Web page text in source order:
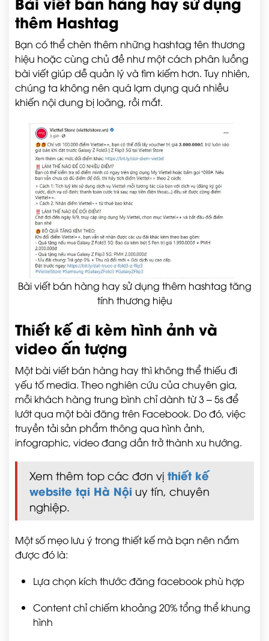
thêm Hashtag
Bạn có thể chèn thêm những hashtag tên thương
hiệu hoặc cùng chủ đề như một cách phân luồng
bài viết giúp dễ quản lý và tìm kiếm hơn. Tuy nhiên,
chúng ta không nên quá lạm dụng quá nhiều
khiến nội dung bị loãng, rồi mắt.
Bài viết bán hàng hay sử dụng thêm hashtag tăng
tính thương hiệu
Thiết kế đi kèm hình ảnh và
video ấn tượng
Một bài viết bán hàng hay thì không thể thiếu đi
yếu tố media. Theo nghiên cứu của chuyên gia,
mỗi khách hàng trung bình chỉ dành từ 3 – 5s để
lướt qua một bài đăng trên Facebook. Do đó, việc
truyền tải sản phẩm thông qua hình ảnh,
infographic, video đang dần trở thành xu hướng.
Xem thêm top các đơn vị thiết kế
website tại Hà Nội uy tín, chuyên
nghiệp.
Một số mẹo lưu ý trong thiết kế mà bạn nên nắm
được đó là:
Lựa chọn kích thước đăng facebook phù hợp
Content chỉ chiếm khoảng 20% tổng thể khung
hình